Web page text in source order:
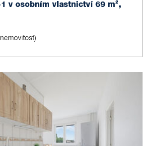
v osobním vlastnictví 69 m²,